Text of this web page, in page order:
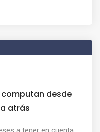
desde
atrás